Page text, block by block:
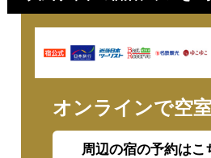
オンラインで空
周辺の宿の予約はこ